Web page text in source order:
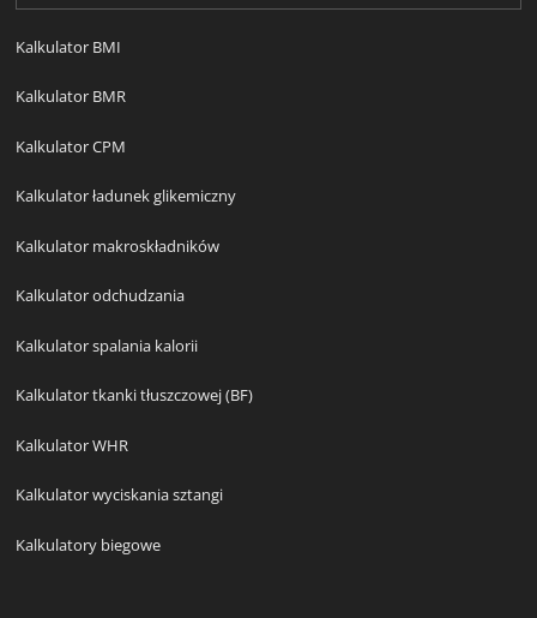
Kalkulator BMI
Kalkulator BMR
Kalkulator CPM
Kalkulator ładunek glikemiczny
Kalkulator makroskładników
Kalkulator odchudzania
Kalkulator spalania kalorii
Kalkulator tkanki tłuszczowej (BF)
Kalkulator WHR
Kalkulator wyciskania sztangi
Kalkulatory biegowe